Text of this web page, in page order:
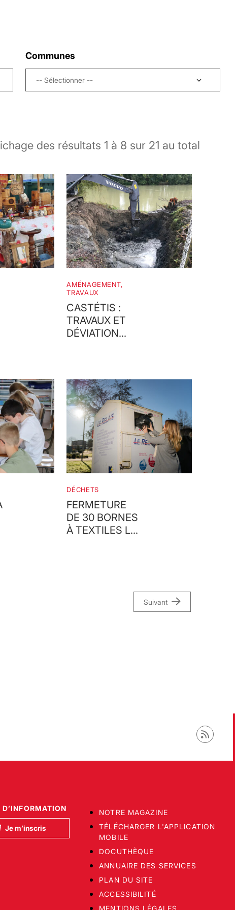
Communes
-- Sélectionner --
des résultats 1 à 8 sur 21 au total
AMÉNAGEMENT,
TRAVAUX
CASTÉTIS :
TRAVAUX ET
DÉVIATION
DÉCHETS
FERMETURE
DE 30 BORNES
À TEXTILES LE
Suivant
Je m’inscris
NOTRE MAGAZINE
TÉLÉCHARGER L'APPLICATION
MOBILE
DOCUTHÈQUE
ANNUAIRE DES SERVICES
PLAN DU SITE
ACCESSIBILITÉ